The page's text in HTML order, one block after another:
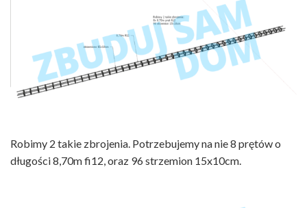
Robimy 2 takie zbrojenia. Potrzebujemy na nie 8 prętów o
długości 8,70m fi12, oraz 96 strzemion 15x10cm.